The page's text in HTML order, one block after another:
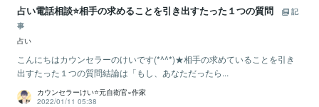
占い電話相談⭐️相手の求めることを引き出すたった１つの質問
記
事
占い
こんにちはカウンセラーのけいです(*^^*)★相手の求めていることを引き
出すたった１つの質問結論は「もし、あなただったら...
カウンセラーけい⭐️元自衛官×作家
2022/01/11 05:38